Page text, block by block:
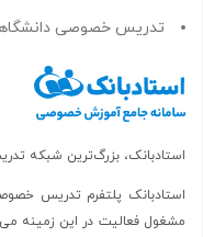
تدریس خصوصی
استادبانک، بزرگ‌ترین شبکه
استادبانک پلتفرم تدریس
مشغول فعالیت در این زمینه